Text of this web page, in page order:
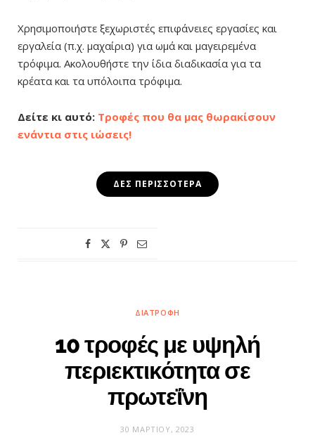
Χρησιμοποιήστε ξεχωριστές επιφάνειες εργασίες και
εργαλεία (π.χ. μαχαίρια) για ωμά και μαγειρεμένα
τρόφιμα. Ακολουθήστε την ίδια διαδικασία για τα
κρέατα και τα υπόλοιπα τρόφιμα.
Δείτε κι αυτό: Τροφές που θα μας θωρακίσουν
ενάντια στις ιώσεις!
ΔΕΣ ΠΕΡΙΣΣΌΤΕΡΑ
ΔΙΑΤΡΟΦΉ
10 τροφές με υψηλή
περιεκτικότητα σε
πρωτεΐνη
30 ΜΑΡΤΊΟΥ, 2023